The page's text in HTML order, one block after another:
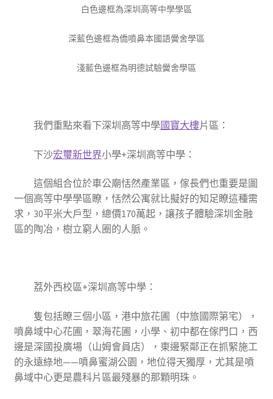
白色邊框為深圳高等中學學區
深藍色邊框為僑噴鼻本國語黌舍學區
淺藍色邊框為明德試驗黌舍學區
我們重點來看下深圳高等中學國寶大樓片區：
下沙宏璽新世界小學+深圳高等中學：
這個組合位於車公廟恬然產業區，傢長們也重要是圖
一個高等中學學區瞭，恬然公寓就比擬好的知足瞭這種需
求，30平米大戶型，總價170萬起，讓孩子體驗深圳金融
區的陶冶，樹立窮人圈的人脈。
荔外西校區+深圳高等中學：
隻包括瞭三個小區，港中旅花圃（中旅國際第宅），
噴鼻域中心花圃，翠海花圃，小學、初中都在傢門口，西
邊是深國投廣場（山姆會員店），東邊緊鄰正在抓緊施工
的永遠綠地——噴鼻蜜湖公園，地位得天獨厚，尤其是噴
鼻域中心更是農科片區最殘暴的那顆明珠。